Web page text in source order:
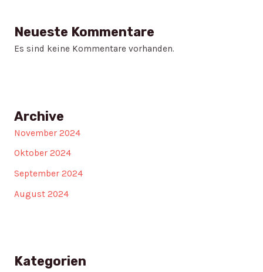
Neueste Kommentare
Es sind keine Kommentare vorhanden.
Archive
November 2024
Oktober 2024
September 2024
August 2024
Kategorien